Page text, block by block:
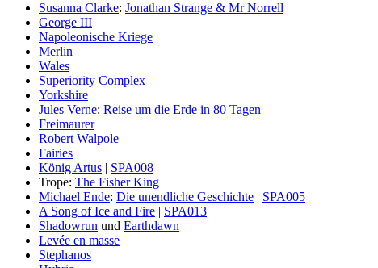
Susanna Clarke: Jonathan Strange & Mr Norrell
George III
Napoleonische Kriege
Merlin
Wales
Superiority Complex
Yorkshire
Jules Verne: Reise um die Erde in 80 Tagen
Freimaurer
Robert Walpole
Fairies
König Artus | SPA008
Trope: The Fisher King
Michael Ende: Die unendliche Geschichte | SPA005
A Song of Ice and Fire | SPA013
Shadowrun und Earthdawn
Levée en masse
Stephanos